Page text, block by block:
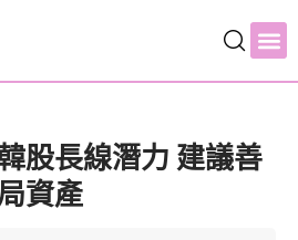
股長線潛力 建議善
資產